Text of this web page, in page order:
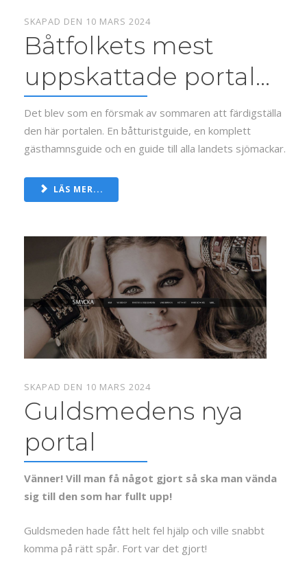
SKAPAD DEN 10 MARS 2024
Båtfolkets mest
uppskattade portal...
Det blev som en försmak av sommaren att färdigställa
den här portalen. En båtturistguide, en komplett
gästhamnsguide och en guide till alla landets sjömackar.
LÄS MER...
SKAPAD DEN 10 MARS 2024
Guldsmedens nya
portal
Vänner! Vill man få något gjort så ska man vända
sig till den som har fullt upp!
Guldsmeden hade fått helt fel hjälp och ville snabbt
komma på rätt spår. Fort var det gjort!